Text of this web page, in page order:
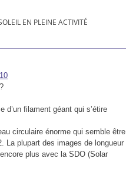
EN PLEINE ACTIVITÉ
d’un filament géant qui s’étire
circulaire énorme qui semble être
La plupart des images de longueur
plus avec la SDO (Solar